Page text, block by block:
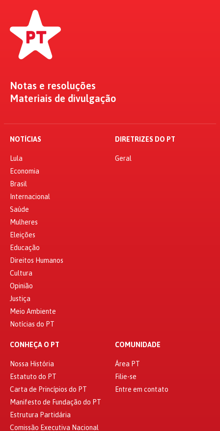
Notas e resoluções
Materiais de divulgação
NOTÍCIAS
Lula
Economia
Brasil
Internacional
Saúde
Mulheres
Eleições
Educação
Direitos Humanos
Cultura
Opinião
Justiça
Meio Ambiente
Notícias do PT
DIRETRIZES DO PT
Geral
CONHEÇA O PT
Nossa História
Estatuto do PT
Carta de Princípios do PT
Manifesto de Fundação do PT
Estrutura Partidária
Comissão Executiva Nacional
COMUNIDADE
Área PT
Filie-se
Entre em contato